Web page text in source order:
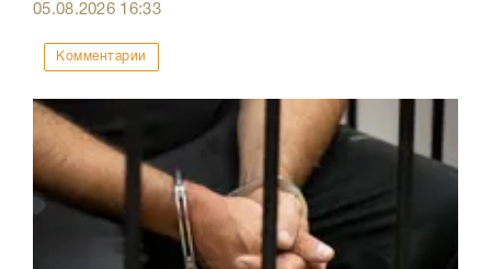
05.08.2026 16:33
Комментарии